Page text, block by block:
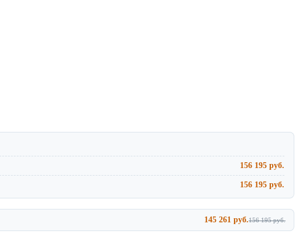
156 195 руб.
156 195 руб.
145 261 руб.156 195 руб.